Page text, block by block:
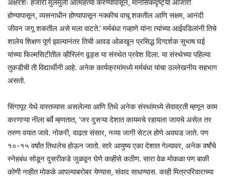
अक्षरशः हजारो मुलंमुली आत्महत्या करण्यापासून, मानसिकदृष्ट्या आजारी
होण्यापासून, व्यसनाधीन होण्यापासून नक्कीच वाचू शकतील आणि सक्षम, आनंदी
जीवन जगू शकतील असे मला वाटते.’ मर्मबंधा गव्हाणे यांना त्यांच्या आईवडिलांनी तिचे
शालेय शिक्षण पूर्ण झाल्यानंतर तिची आवड ओळखून प्रसिद्ध दिग्दर्शक सुभाष घई
यांच्या फिल्मसिटीतील व्हीस्लिंग वूड्स या संस्थेत प्रवेश दिला. या संस्थेच्या पहिल्या
तुकडीची ती विद्यार्थीनी आहे. अनेक कार्यक्रमांमध्ये मर्मबंधा यांचा उल्लेखनीय सहभाग
असतो.
सिंगापूर येथे वास्तव्यास असलेल्या आणि तिथे अनेक संस्थांमध्ये सेवाव्रती म्हणून काम
करणाऱ्या नीला बर्वे म्हणतात, ‘जर दुसऱ्या देशात कायमचे रहायला जायचे असेल तर
तरुण वयात जावे. नोकरी, वाढता संसार, नव्या जागी सेटल होणे अवघड जाते. पण
१०-१५ वर्षांत तिथलेच होऊन जातो. सारे आयुष्य एका देशात गेल्यावर, अनेक वर्षांचे
स्नेहबंध सोडून दुसरीकडे जुळवून घेणे काहीसे कठीण. सारा वेळ मोकळा पण बाकी
कोणी नाहीत मोकळे आपल्याबरोबर येण्यास, संवाद साधण्यास. काही मित्रपरिवाराच्या